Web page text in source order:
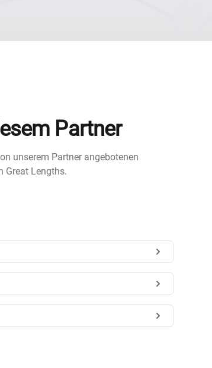
Partner
unserem Partner angebotenen
Great Lengths.